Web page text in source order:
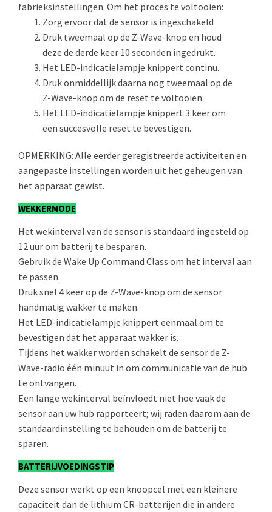
fabrieksinstellingen. Om het proces te voltooien:
Zorg ervoor dat de sensor is ingeschakeld
Druk tweemaal op de Z-Wave-knop en houd
deze de derde keer 10 seconden ingedrukt.
Het LED-indicatielampje knippert continu.
Druk onmiddellijk daarna nog tweemaal op de
Z-Wave-knop om de reset te voltooien.
Het LED-indicatielampje knippert 3 keer om
een succesvolle reset te bevestigen.
OPMERKING: Alle eerder geregistreerde activiteiten en
aangepaste instellingen worden uit het geheugen van
het apparaat gewist.
WEKKERMODE
Het wekinterval van de sensor is standaard ingesteld op
12 uur om batterij te besparen.
Gebruik de Wake Up Command Class om het interval aan
te passen.
Druk snel 4 keer op de Z-Wave-knop om de sensor
handmatig wakker te maken.
Het LED-indicatielampje knippert eenmaal om te
bevestigen dat het apparaat wakker is.
Tijdens het wakker worden schakelt de sensor de Z-
Wave-radio één minuut in om communicatie van de hub
te ontvangen.
Een lange wekinterval beïnvloedt niet hoe vaak de
sensor aan uw hub rapporteert; wij raden daarom aan de
standaardinstelling te behouden om de batterij te
sparen.
BATTERIJVOEDINGSTIP
Deze sensor werkt op een knoopcel met een kleinere
capaciteit dan de lithium CR-batterijen die in andere